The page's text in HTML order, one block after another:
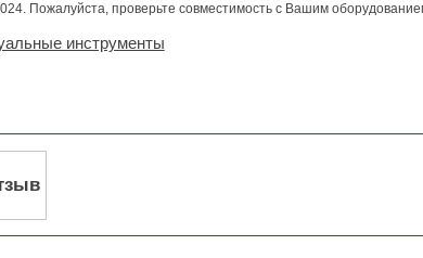
Пожалуйста, проверьте совместимость с Вашим
инструменты